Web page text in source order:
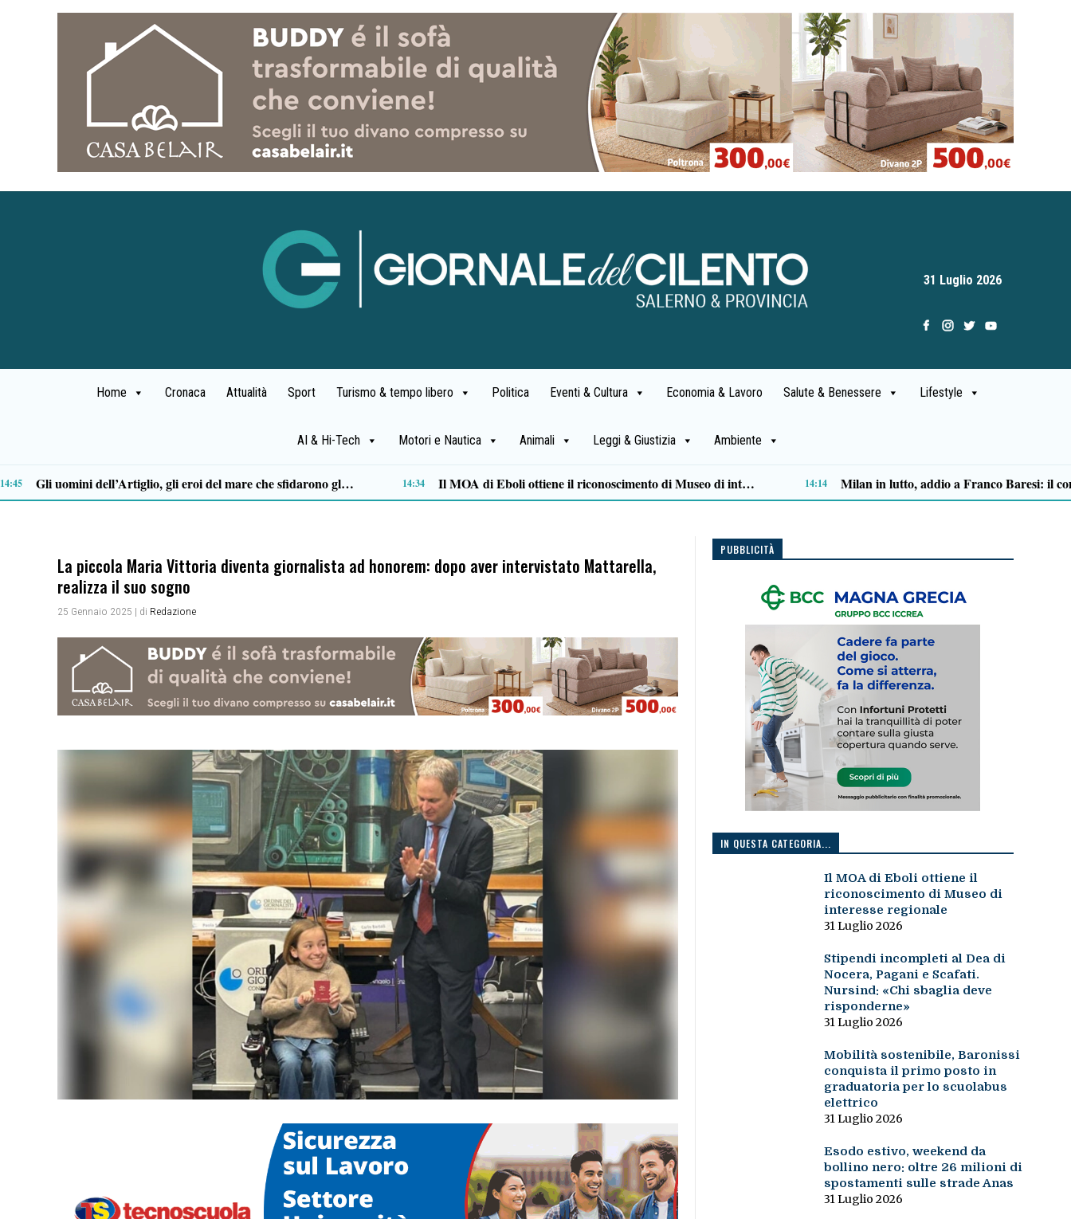
31 Luglio 2026
Home Cronaca Attualità Sport Turismo & tempo libero Politica Eventi & Cultura Economia & Lavoro Salute & Benessere Lifestyle
AI & Hi-Tech Motori e Nautica Animali Leggi & Giustizia Ambiente
e Scafati. Nursind: «Chi sbaglia deve risponderne» 12:08 Alta formazione e lavoro: la Regione approva il Piano degli strumenti finanziari per l’occupazione 11:47 “Spazi sonori” di Sergio Sorrentino: a Polla un itinerario d’ascolto che trasforma un paese in musica 11:16
La piccola Maria Vittoria diventa giornalista ad honorem: dopo aver intervistato Mattarella,
realizza il suo sogno
25 Gennaio 2025 | di Redazione
PUBBLICITÀ
IN QUESTA CATEGORIA...
Il MOA di Eboli ottiene il
riconoscimento di Museo di
interesse regionale
31 Luglio 2026
Stipendi incompleti al Dea di
Nocera, Pagani e Scafati.
Nursind: «Chi sbaglia deve
risponderne»
31 Luglio 2026
Mobilità sostenibile, Baronissi
conquista il primo posto in
graduatoria per lo scuolabus
elettrico
31 Luglio 2026
Esodo estivo, weekend da
bollino nero: oltre 26 milioni di
spostamenti sulle strade Anas
31 Luglio 2026